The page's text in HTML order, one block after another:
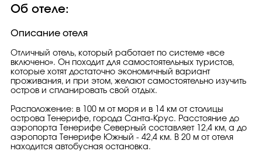
Об отеле:
Описание отеля
Отличный отель, который работает по системе «все
включено». Он походит для самостоятельных туристов,
которые хотят достаточно экономичный вариант
проживания, и при этом, желают самостоятельно изучить
остров и спланировать свой отдых.
Расположение: в 100 м от моря и в 14 км от столицы
острова Тенерифе, города Санта-Крус. Расстояние до
аэропорта Тенерифе Северный составляет 12,4 км, а до
аэропорта Тенерифе Южный - 42,4 км. В 20 м от отеля
находится автобусная остановка.